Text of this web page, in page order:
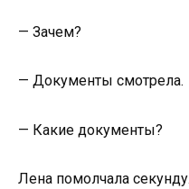
— Зачем?
— Документы смотрела.
— Какие документы?
Лена помолчала